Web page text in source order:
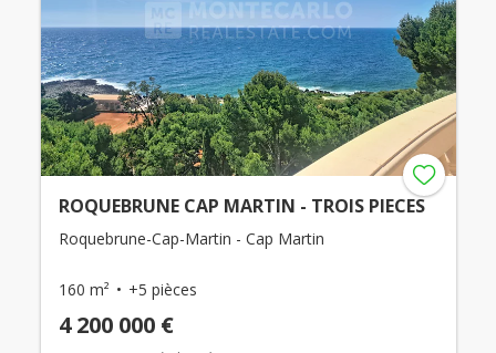
ROQUEBRUNE CAP MARTIN - TROIS PIECES
Roquebrune-Cap-Martin - Cap Martin
160 m² +5 pièces
4 200 000 €